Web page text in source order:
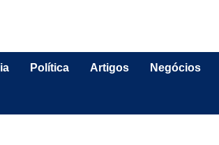
Política Artigos Negócios